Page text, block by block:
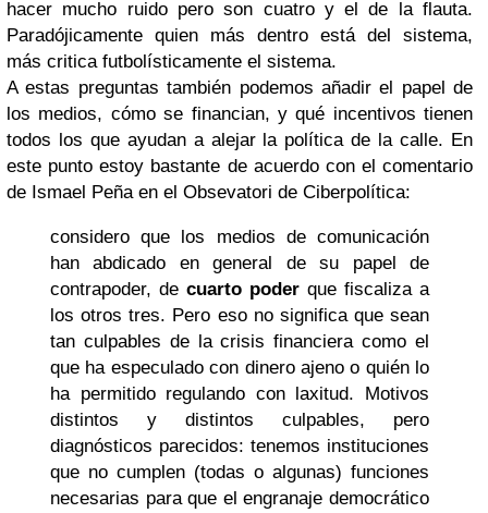
hacer mucho ruido pero son cuatro y el de la flauta.
Paradójicamente quien más dentro está del sistema,
más critica futbolísticamente el sistema.
A estas preguntas también podemos añadir el papel de
los medios, cómo se financian, y qué incentivos tienen
todos los que ayudan a alejar la política de la calle. En
este punto estoy bastante de acuerdo con el comentario
de Ismael Peña en el Obsevatori de Ciberpolítica:
considero que los medios de comunicación
han abdicado en general de su papel de
contrapoder, de cuarto poder que fiscaliza a
los otros tres. Pero eso no significa que sean
tan culpables de la crisis financiera como el
que ha especulado con dinero ajeno o quién lo
ha permitido regulando con laxitud. Motivos
distintos y distintos culpables, pero
diagnósticos parecidos: tenemos instituciones
que no cumplen (todas o algunas) funciones
necesarias para que el engranaje democrático